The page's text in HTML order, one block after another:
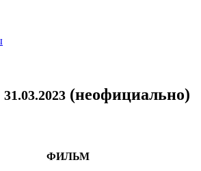
31.03.2023 (неофициально)
ФИЛЬМ